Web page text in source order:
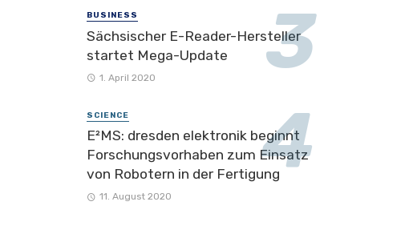
BUSINESS
Sächsischer E-Reader-Hersteller
startet Mega-Update
1. April 2020
SCIENCE
E²MS: dresden elektronik beginnt
Forschungsvorhaben zum Einsatz
von Robotern in der Fertigung
11. August 2020